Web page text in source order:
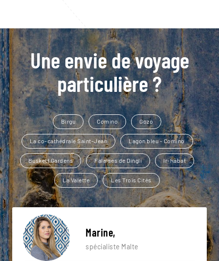
Une envie de voyage
particulière ?
Birgu Comino Gozo
La co-cathédrale Saint-Jean Lagon bleu - Comino
Buskett Gardens Falaises de Dingli Ir-Rabat
La Valette Les Trois Cités
Marine,
spécialiste Malte